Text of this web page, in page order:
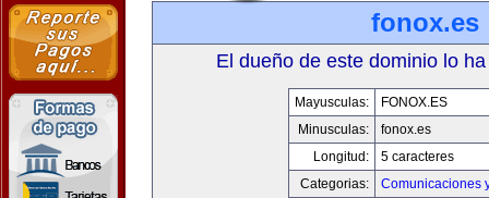
fonox.es
El dueño de este dominio lo
Mayusculas:
FONOX.ES
Minusculas:
fonox.es
Longitud:
5 caracteres
Categorias:
Comunicaciones